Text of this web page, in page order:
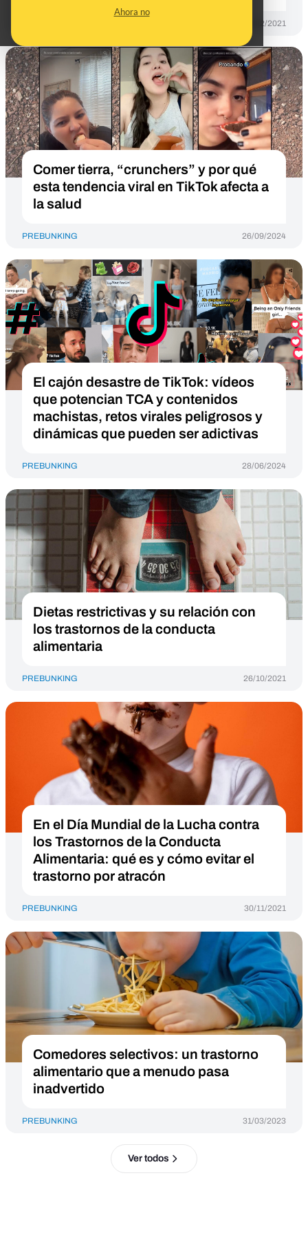
Ahora no
21/12/2021
Comer tierra, “crunchers” y por qué
esta tendencia viral en TikTok afecta a
la salud
PREBUNKING 26/09/2024
El cajón desastre de TikTok: vídeos
que potencian TCA y contenidos
machistas, retos virales peligrosos y
dinámicas que pueden ser adictivas
PREBUNKING 28/06/2024
Dietas restrictivas y su relación con
los trastornos de la conducta
alimentaria
PREBUNKING 26/10/2021
En el Día Mundial de la Lucha contra
los Trastornos de la Conducta
Alimentaria: qué es y cómo evitar el
trastorno por atracón
PREBUNKING 30/11/2021
Comedores selectivos: un trastorno
alimentario que a menudo pasa
inadvertido
PREBUNKING 31/03/2023
Ver todos